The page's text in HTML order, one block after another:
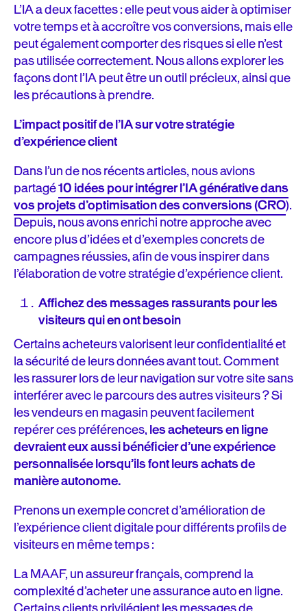
L’IA a deux facettes : elle peut vous aider à optimiser
votre temps et à accroître vos conversions, mais elle
peut également comporter des risques si elle n’est
pas utilisée correctement. Nous allons explorer les
façons dont l’IA peut être un outil précieux, ainsi que
les précautions à prendre.
L’impact positif de l’IA sur votre stratégie
d’expérience client
Dans l’un de nos récents articles, nous avions
partagé10 idées pour intégrer l’IA générative dans
vos projets d’optimisation des conversions (CRO).
Depuis, nous avons enrichi notre approche avec
encore plus d’idées et d’exemples concrets de
campagnes réussies, afin de vous inspirer dans
l’élaboration de votre stratégie d’expérience client.
Affichez des messages rassurants pour les
visiteurs qui en ont besoin
Certains acheteurs valorisent leur confidentialité et
la sécurité de leurs données avant tout. Comment
les rassurer lors de leur navigation sur votre site sans
interférer avec le parcours des autres visiteurs ? Si
les vendeurs en magasin peuvent facilement
repérer ces préférences,les acheteurs en ligne
devraient eux aussi bénéficier d’une expérience
personnalisée lorsqu’ils font leurs achats de
manière autonome.
Prenons un exemple concret d’amélioration de
l’expérience client digitale pour différents profils de
visiteurs en même temps :
La MAAF, un assureur français, comprend la
complexité d’acheter une assurance auto en ligne.